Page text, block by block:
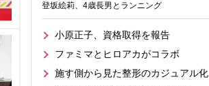
登坂絵莉、4歳長男とランニング
小原正子、資格取得を報告
ファミマとヒロアカがコラボ
施す側から見た整形のカジュアル化